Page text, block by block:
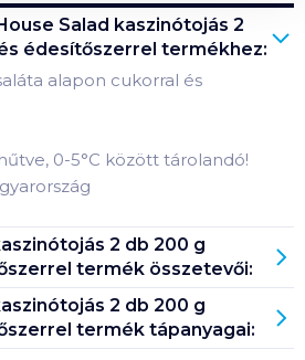
Salad kaszinótojás 2
édesítőszerrel termékhez:
alapon cukorral és
0-5°C között tárolandó!
2 db 200 g
termék összetevői:
2 db 200 g
termék tápanyagai: